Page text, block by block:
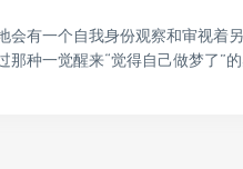
会有一个自我身份观察和审视
种一觉醒来“觉得自己做梦了”